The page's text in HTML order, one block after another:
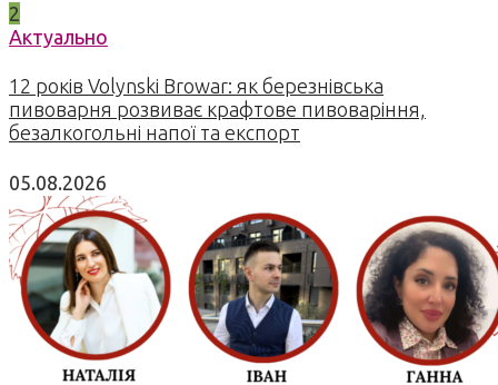
2
Актуально
12 років Volynski Browar: як березнівська
пивоварня розвиває крафтове пивоваріння,
безалкогольні напої та експорт
05.08.2026